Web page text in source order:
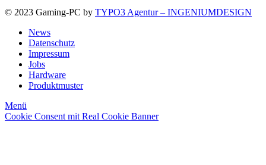
© 2023 Gaming-PC by TYPO3 Agentur – INGENIUMDESIGN
News
Datenschutz
Impressum
Jobs
Hardware
Produktmuster
Menü
Cookie Consent mit Real Cookie Banner